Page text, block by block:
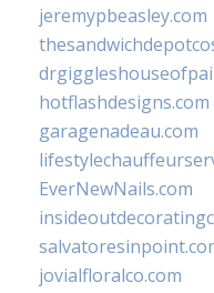
jeremypbeasley.com
hotflashdesigns.com
garagenadeau.com
EverNewNails.com
jovialfloralco.com